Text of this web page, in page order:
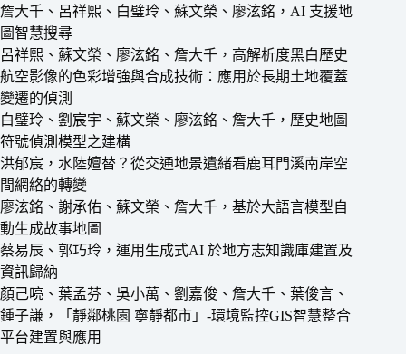
詹大千、呂祥熙、白璧玲、蘇文榮、廖泫銘，AI 支援地
圖智慧搜尋
呂祥熙、蘇文榮、廖泫銘、詹大千，高解析度黑白歷史
航空影像的色彩增強與合成技術：應用於長期土地覆蓋
變遷的偵測
白璧玲、劉宸宇、蘇文榮、廖泫銘、詹大千，歷史地圖
符號偵測模型之建構
洪郁宸，水陸嬗替？從交通地景遺緒看鹿耳門溪南岸空
間網絡的轉變
廖泫銘、謝承佑、蘇文榮、詹大千，基於大語言模型自
動生成故事地圖
蔡易辰、郭巧玲，運用生成式AI 於地方志知識庫建置及
資訊歸納
顏己喨、葉孟芬、吳小萬、劉嘉俊、詹大千、葉俊言、
鍾子謙，「靜鄰桃園 寧靜都市」-環境監控GIS智慧整合
平台建置與應用